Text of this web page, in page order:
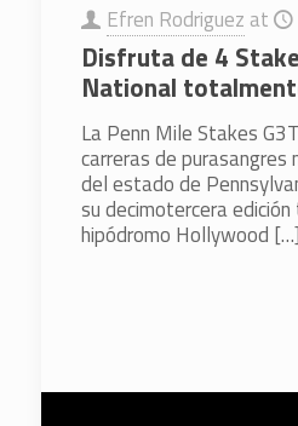
Efren Rodriguez at
Disfruta de 4
National
La Penn Mile Stakes
carreras de purasangres
del estado de
su decimotercera
hipódromo Hollywood […]